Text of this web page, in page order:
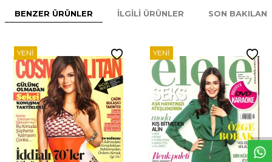
W
h
t
s
p
p
D
e
s
e
H
a
t
t
BENZER ÜRÜNLER İLGILI ÜRÜNLER SON
YENI YENI